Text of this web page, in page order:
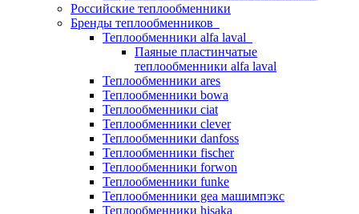
Российские теплообменники
Бренды теплообменников
Теплообменники alfa laval
Паяные пластинчатые
теплообменники alfa laval
Теплообменники ares
Теплообменники bowa
Теплообменники ciat
Теплообменники clever
Теплообменники danfoss
Теплообменники fischer
Теплообменники forwon
Теплообменники funke
Теплообменники gea машимпэкс
Теплообменники hisaka